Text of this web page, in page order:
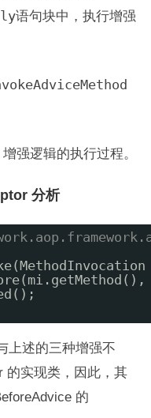
语句块中，执行增强
强逻辑的执行过程。
分析
上述的三种增强不
的实现类，因此，其
的